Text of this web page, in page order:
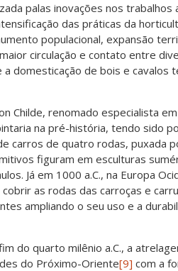
palas inovações nos trabalhos
das práticas da
populacional, expansão
circulação e contato entre
a domesticação de bois e cavalos
Childe, renomado especialista
na pré-história, tendo sido
carros de quatro rodas, puxada
figuram em esculturas
Já em 1000 a.C., na Europa
as rodas das carroças e
ampliando o seu uso e a
do quarto milênio a.C., a
do Próximo-Oriente[9] com a